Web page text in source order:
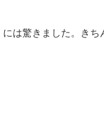
は驚きました。きち